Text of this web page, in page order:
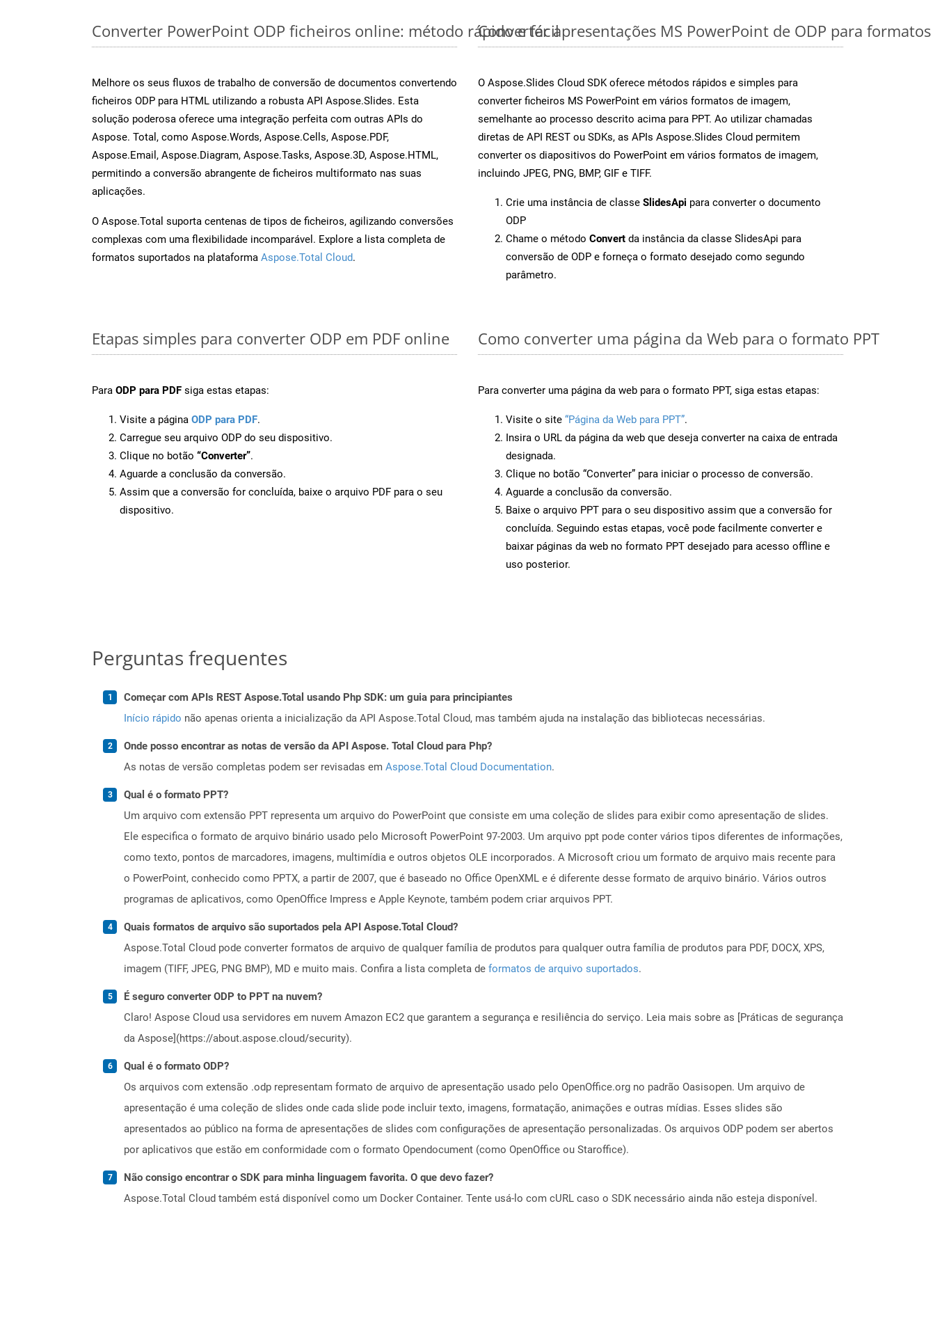
Converter PowerPoint ODP ficheiros online: método rápido e fácil
Melhore os seus fluxos de trabalho de conversão de documentos convertendo
ficheiros ODP para HTML utilizando a robusta API Aspose.Slides. Esta
solução poderosa oferece uma integração perfeita com outras APIs do
Aspose. Total, como Aspose.Words, Aspose.Cells, Aspose.PDF,
Aspose.Email, Aspose.Diagram, Aspose.Tasks, Aspose.3D, Aspose.HTML,
permitindo a conversão abrangente de ficheiros multiformato nas suas
aplicações.
O Aspose.Total suporta centenas de tipos de ficheiros, agilizando conversões
complexas com uma flexibilidade incomparável. Explore a lista completa de
formatos suportados na plataforma Aspose.Total Cloud.
Converter apresentações MS PowerPoint de ODP para
O Aspose.Slides Cloud SDK oferece métodos rápidos e simples para
converter ficheiros MS PowerPoint em vários formatos de imagem,
semelhante ao processo descrito acima para PPT. Ao utilizar chamadas
diretas de API REST ou SDKs, as APIs Aspose.Slides Cloud permitem
converter os diapositivos do PowerPoint em vários formatos de imagem,
incluindo JPEG, PNG, BMP, GIF e TIFF.
Crie uma instância de classe SlidesApi para converter o documento
ODP
Chame o método Convert da instância da classe SlidesApi para
conversão de ODP e forneça o formato desejado como segundo
parâmetro.
Etapas simples para converter ODP em PDF online
Para ODP para PDF siga estas etapas:
Visite a página ODP para PDF.
Carregue seu arquivo ODP do seu dispositivo.
Clique no botão “Converter”.
Aguarde a conclusão da conversão.
Assim que a conversão for concluída, baixe o arquivo PDF para o seu
dispositivo.
Como converter uma página da Web para o formato PPT
Para converter uma página da web para o formato PPT, siga estas etapas:
Visite o site “Página da Web para PPT”.
Insira o URL da página da web que deseja converter na caixa de entrada
designada.
Clique no botão “Converter” para iniciar o processo de conversão.
Aguarde a conclusão da conversão.
Baixe o arquivo PPT para o seu dispositivo assim que a conversão for
concluída. Seguindo estas etapas, você pode facilmente converter e
baixar páginas da web no formato PPT desejado para acesso offline e
uso posterior.
Perguntas frequentes
Começar com APIs REST Aspose.Total usando Php SDK: um guia para principiantes
Início rápido não apenas orienta a inicialização da API Aspose.Total Cloud, mas também ajuda na instalação das bibliotecas necessárias.
Onde posso encontrar as notas de versão da API Aspose. Total Cloud para Php?
As notas de versão completas podem ser revisadas em Aspose.Total Cloud Documentation.
Qual é o formato PPT?
Um arquivo com extensão PPT representa um arquivo do PowerPoint que consiste em uma coleção de slides para exibir como apresentação de slides.
Ele especifica o formato de arquivo binário usado pelo Microsoft PowerPoint 97-2003. Um arquivo ppt pode conter vários tipos diferentes de informações,
como texto, pontos de marcadores, imagens, multimídia e outros objetos OLE incorporados. A Microsoft criou um formato de arquivo mais recente para
o PowerPoint, conhecido como PPTX, a partir de 2007, que é baseado no Office OpenXML e é diferente desse formato de arquivo binário. Vários outros
programas de aplicativos, como OpenOffice Impress e Apple Keynote, também podem criar arquivos PPT.
Quais formatos de arquivo são suportados pela API Aspose.Total Cloud?
Aspose.Total Cloud pode converter formatos de arquivo de qualquer família de produtos para qualquer outra família de produtos para PDF, DOCX, XPS,
imagem (TIFF, JPEG, PNG BMP), MD e muito mais. Confira a lista completa de formatos de arquivo suportados.
É seguro converter ODP to PPT na nuvem?
Claro! Aspose Cloud usa servidores em nuvem Amazon EC2 que garantem a segurança e resiliência do serviço. Leia mais sobre as [Práticas de segurança
da Aspose](https://about.aspose.cloud/security).
Qual é o formato ODP?
Os arquivos com extensão .odp representam formato de arquivo de apresentação usado pelo OpenOffice.org no padrão Oasisopen. Um arquivo de
apresentação é uma coleção de slides onde cada slide pode incluir texto, imagens, formatação, animações e outras mídias. Esses slides são
apresentados ao público na forma de apresentações de slides com configurações de apresentação personalizadas. Os arquivos ODP podem ser abertos
por aplicativos que estão em conformidade com o formato Opendocument (como OpenOffice ou Staroffice).
Não consigo encontrar o SDK para minha linguagem favorita. O que devo fazer?
Aspose.Total Cloud também está disponível como um Docker Container. Tente usá-lo com cURL caso o SDK necessário ainda não esteja disponível.